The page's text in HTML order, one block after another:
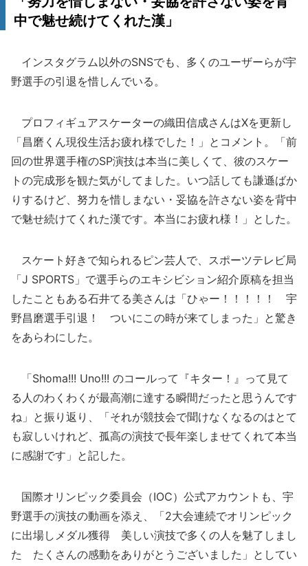
中で魅せ続けてくれた漢」
インスタグラム以外のSNSでも、多くのユーザーらが宇
野選手の引退を惜しんでいる。
プロフィギュアスケーターの織田信成さんはXを更新し
「昌磨くん現役生活お疲れ様でした！」とコメント。「前
回の世界選手権のSP演技は本当に美しくて、彼のスケー
トの完成形を観た気がしてました。いつ話しても謙遜ばか
りするけど、努力を惜しまない・妥協を許さない姿を背中
で魅せ続けてくれた漢です。本当にお疲れ様！」とした。
スケート好きで知られるピン芸人で、スポーツテレビ局
「J SPORTS」で選手らのエキシビション紹介原稿を担当
したこともある石井てる美さんは「ひゃー！！！！！ 宇
野昌磨選手引退！ ついにこの時が来てしまった」と驚き
をあらわにした。
「Shoma!!! Uno!!! のコールって『キター！』って見て
る人のわくわくが最高潮に達する瞬間だったと思うんです
ね」と振り返り、「それが競技会で聞けなくなるのはとて
も寂しいけれど、孤高の演技で長年楽しませてくれて本当
に感謝です」と記した。
国際オリンピック委員会（IOC）公式アカウントも、宇
野選手の演技の動画を添え、「2大会連続でオリンピック
に出場しメダル獲得 美しい演技で多くの人を魅了しまし
た たくさんの感動をありがとうございました」としてい